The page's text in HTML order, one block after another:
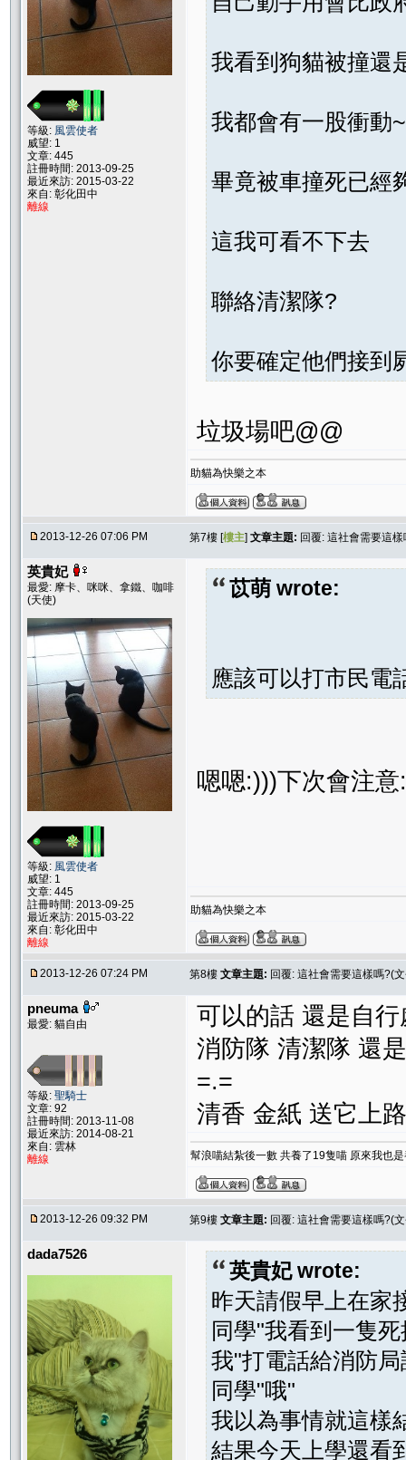
等級: 風雲使者
威望: 1
文章: 445
註冊時間: 2013-09-25
最近來訪: 2015-03-22
來自: 彰化田中
離線
我看到狗貓被撞還
我都會有一股衝動~
畢竟被車撞死已經
這我可看不下去
聯絡清潔隊?
你要確定他們接到
垃圾場吧@@
助貓為快樂之本
2013-12-26 07:06 PM 第7樓 [樓主] 文章主題: 回覆: 這社會需要這
英貴妃
最愛: 摩卡、咪咪、拿鐵、咖啡
(天使)
等級: 風雲使者
威望: 1
文章: 445
註冊時間: 2013-09-25
最近來訪: 2015-03-22
來自: 彰化田中
離線
苡萌 wrote:
應該可以打市民電
嗯嗯:)))下次會注意
助貓為快樂之本
2013-12-26 07:24 PM 第8樓 文章主題: 回覆: 這社會需要這樣嗎?(
pneuma
最愛: 貓自由
等級: 聖騎士
文章: 92
註冊時間: 2013-11-08
最近來訪: 2014-08-21
來自: 雲林
離線
可以的話 還是自行
消防隊 清潔隊 還
=.=
清香 金紙 送它上
幫浪喵結紮後一數 共養了19隻喵 原來我也
2013-12-26 09:32 PM 第9樓 文章主題: 回覆: 這社會需要這樣嗎?(
dada7526
英貴妃 wrote:
昨天請假早上在家
同學"我看到一隻
我"打電話給消防
同學"哦"
我以為事情就這樣
結果今天上學還看